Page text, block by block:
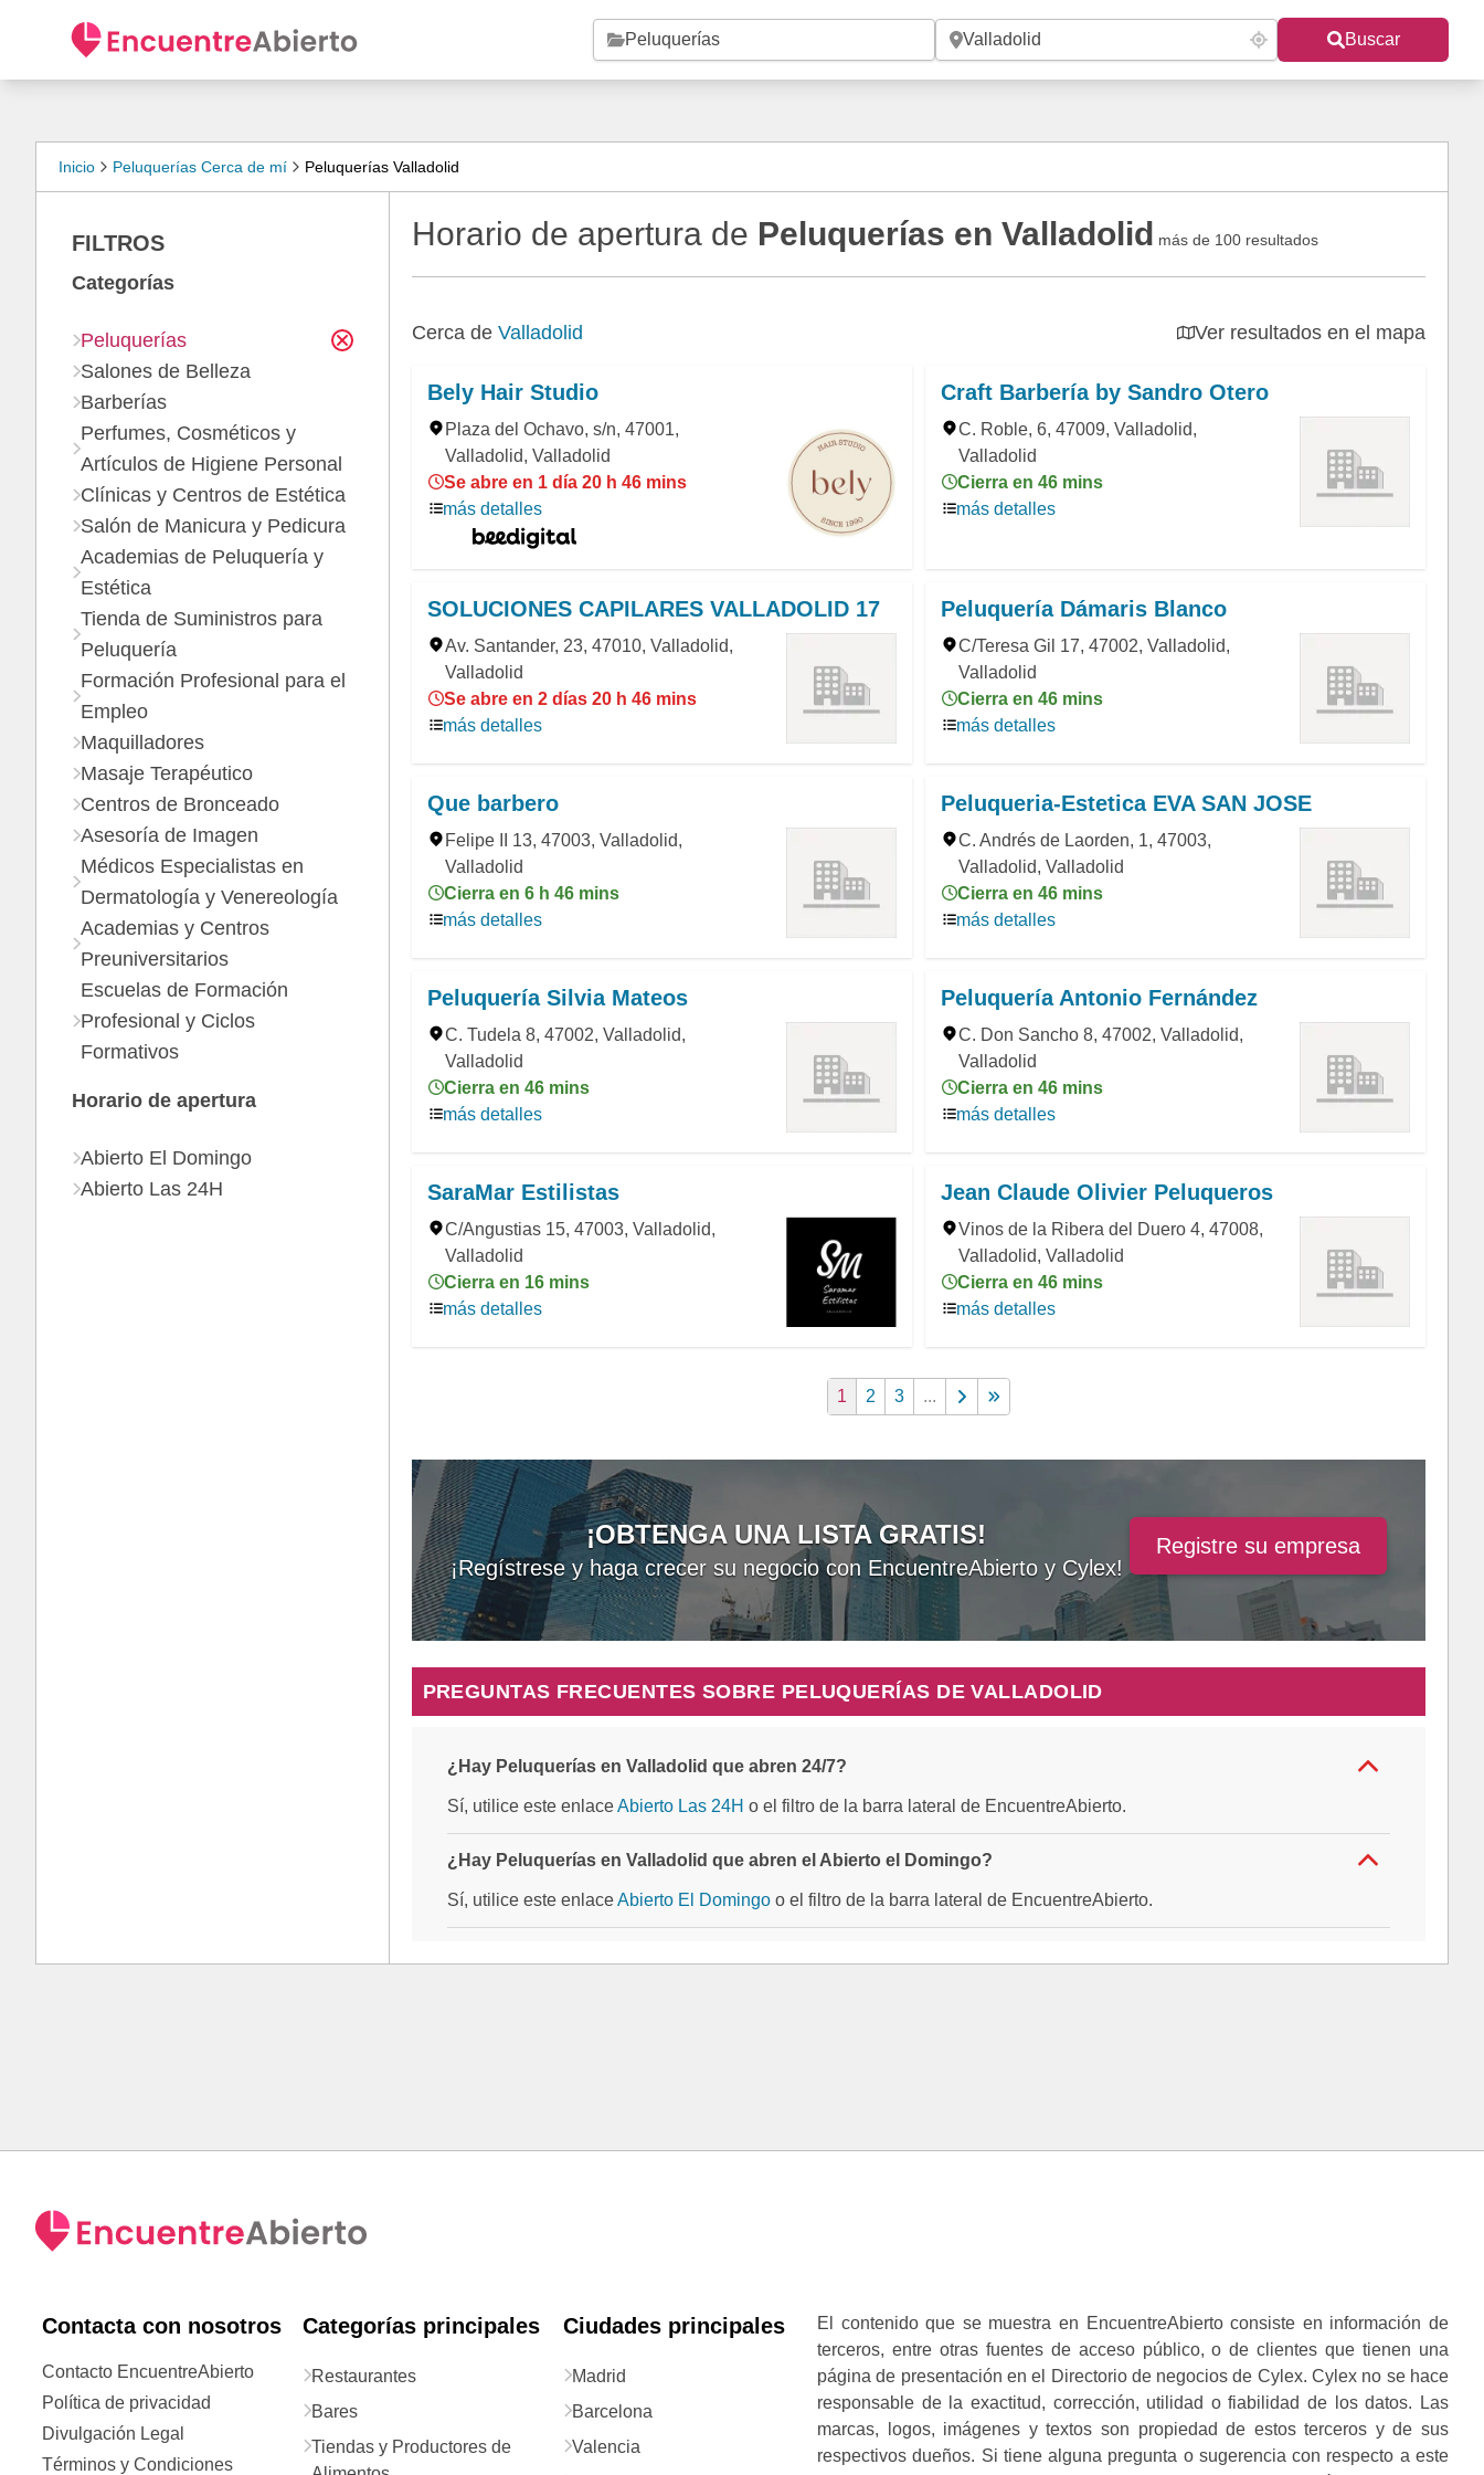
Buscar
Inicio Peluquerías Cerca de mí Peluquerías Valladolid
Horario de apertura de Peluquerías en Valladolid más de 100 resultados
Cerca de Valladolid Ver resultados en el mapa
Bely Hair Studio
Plaza del Ochavo, s/n, 47001,
Valladolid, Valladolid
Se abre en 1 día 20 h 46 mins
más detalles
Craft Barbería by Sandro Otero
C. Roble, 6, 47009, Valladolid,
Valladolid
Cierra en 46 mins
más detalles
SOLUCIONES CAPILARES VALLADOLID 17
Av. Santander, 23, 47010, Valladolid,
Valladolid
Se abre en 2 días 20 h 46 mins
más detalles
Peluquería Dámaris Blanco
C/Teresa Gil 17, 47002, Valladolid,
Valladolid
Cierra en 46 mins
más detalles
Que barbero
Felipe II 13, 47003, Valladolid,
Valladolid
Cierra en 6 h 46 mins
más detalles
Peluqueria-Estetica EVA SAN JOSE
C. Andrés de Laorden, 1, 47003,
Valladolid, Valladolid
Cierra en 46 mins
más detalles
Peluquería Silvia Mateos
C. Tudela 8, 47002, Valladolid,
Valladolid
Cierra en 46 mins
más detalles
Peluquería Antonio Fernández
C. Don Sancho 8, 47002, Valladolid,
Valladolid
Cierra en 46 mins
más detalles
SaraMar Estilistas
C/Angustias 15, 47003, Valladolid,
Valladolid
Cierra en 16 mins
más detalles
Jean Claude Olivier Peluqueros
Vinos de la Ribera del Duero 4, 47008,
Valladolid, Valladolid
Cierra en 46 mins
más detalles
1 2 3 ...
¡OBTENGA UNA LISTA GRATIS!
¡Regístrese y haga crecer su negocio con EncuentreAbierto y Cylex!
Registre su empresa
PREGUNTAS FRECUENTES SOBRE PELUQUERÍAS DE VALLADOLID
¿Hay Peluquerías en Valladolid que abren 24/7?
Sí, utilice este enlace Abierto Las 24H o el filtro de la barra lateral de EncuentreAbierto.
¿Hay Peluquerías en Valladolid que abren el Abierto el Domingo?
Sí, utilice este enlace Abierto El Domingo o el filtro de la barra lateral de EncuentreAbierto.
FILTROS
Categorías
Peluquerías
Salones de Belleza
Barberías
Perfumes, Cosméticos y
Artículos de Higiene Personal
Clínicas y Centros de Estética
Salón de Manicura y Pedicura
Academias de Peluquería y
Estética
Tienda de Suministros para
Peluquería
Formación Profesional para el
Empleo
Maquilladores
Masaje Terapéutico
Centros de Bronceado
Asesoría de Imagen
Médicos Especialistas en
Dermatología y Venereología
Academias y Centros
Preuniversitarios
Escuelas de Formación
Profesional y Ciclos
Formativos
Horario de apertura
Abierto El Domingo
Abierto Las 24H
Contacta con nosotros
Contacto EncuentreAbierto
Política de privacidad
Divulgación Legal
Términos y Condiciones
Categorías principales
Restaurantes
Bares
Tiendas y Productores de
Ciudades principales
Madrid
Barcelona
Valencia
El contenido que se muestra en EncuentreAbierto consiste en información de
terceros, entre otras fuentes de acceso público, o de clientes que tienen una
página de presentación en el Directorio de negocios de Cylex. Cylex no se hace
responsable de la exactitud, corrección, utilidad o fiabilidad de los datos. Las
marcas, logos, imágenes y textos son propiedad de estos terceros y de sus
respectivos dueños. Si tiene alguna pregunta o sugerencia con respecto a este